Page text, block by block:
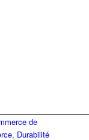
de
, Durabilité